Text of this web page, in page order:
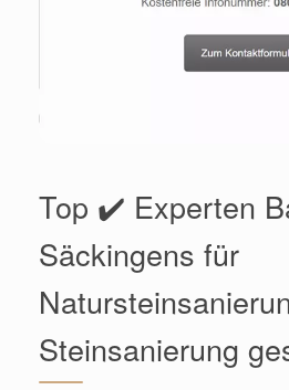
Top ✔️ Experten
Säckingens für
Steinsanierung